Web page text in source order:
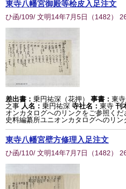
東寺八幡宮御殿等桧皮入足注文
ひ函/109/ 文明14年7月5日 （1482）
差出書：乗円祐深（花押） 事書：東
之事 人名：乗円祐深 寺社名：東寺 刊
オンカタログへのリンクをご参照くだ
史料編纂所ユニオンカタログへのリン
東寺八幡宮壁方修理入足注文
ひ函/110/ 文明14年7月7日 （1482）